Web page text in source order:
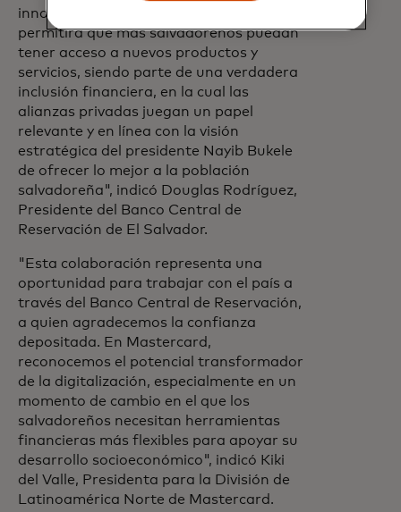
innovación y digitalización, lo cual nos
permitirá que más salvadoreños puedan
tener acceso a nuevos productos y
servicios, siendo parte de una verdadera
inclusión financiera, en la cual las
alianzas privadas juegan un papel
relevante y en línea con la visión
estratégica del presidente Nayib Bukele
de ofrecer lo mejor a la población
salvadoreña", indicó Douglas Rodríguez,
Presidente del Banco Central de
Reservación de El Salvador.
"Esta colaboración representa una
oportunidad para trabajar con el país a
través del Banco Central de Reservación,
a quien agradecemos la confianza
depositada. En Mastercard,
reconocemos el potencial transformador
de la digitalización, especialmente en un
momento de cambio en el que los
salvadoreños necesitan herramientas
financieras más flexibles para apoyar su
desarrollo socioeconómico", indicó Kiki
del Valle, Presidenta para la División de
Latinoamérica Norte de Mastercard.